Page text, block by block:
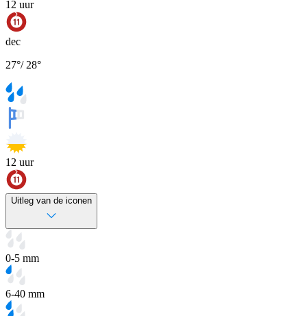
12 uur
dec
27°/ 28°
12 uur
Uitleg van de iconen
0-5 mm
6-40 mm